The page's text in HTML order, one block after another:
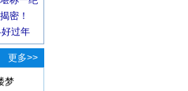
更多>>
梦